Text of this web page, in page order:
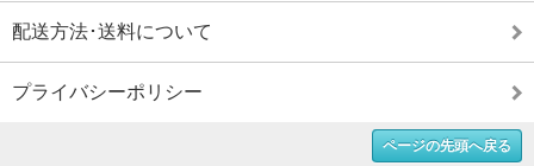
配送方法･送料について
プライバシーポリシー
ページの先頭へ戻る